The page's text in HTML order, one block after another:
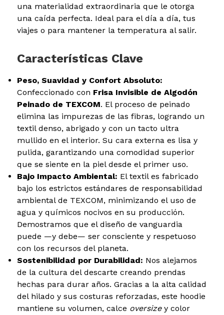
una materialidad extraordinaria que le otorga
una caída perfecta. Ideal para el día a día, tus
viajes o para mantener la temperatura al salir.
Características Clave
Peso, Suavidad y Confort Absoluto:
Confeccionado con Frisa Invisible de Algodón
Peinado de TEXCOM. El proceso de peinado
elimina las impurezas de las fibras, logrando un
textil denso, abrigado y con un tacto ultra
mullido en el interior. Su cara externa es lisa y
pulida, garantizando una comodidad superior
que se siente en la piel desde el primer uso.
Bajo Impacto Ambiental: El textil es fabricado
bajo los estrictos estándares de responsabilidad
ambiental de TEXCOM, minimizando el uso de
agua y químicos nocivos en su producción.
Demostramos que el diseño de vanguardia
puede —y debe— ser consciente y respetuoso
con los recursos del planeta.
Sostenibilidad por Durabilidad: Nos alejamos
de la cultura del descarte creando prendas
hechas para durar años. Gracias a la alta calidad
del hilado y sus costuras reforzadas, este hoodie
mantiene su volumen, calce oversizey color